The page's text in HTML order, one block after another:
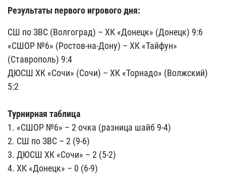
Результаты первого игрового дня:
СШ по ЗВС (Волгоград) – ХК «Донецк» (Донецк) 9:6
«СШОР №6» (Ростов-на-Дону) – ХК «Тайфун»
(Ставрополь) 9:4
ДЮСШ ХК «Сочи» (Сочи) – ХК «Торнадо» (Волжский)
5:2
Турнирная таблица
1. «СШОР №6» – 2 очка (разница шайб 9-4)
2. СШ по ЗВС – 2 (9-6)
3. ДЮСШ ХК «Сочи» – 2 (5-2)
4. ХК «Донецк» – 0 (6-9)